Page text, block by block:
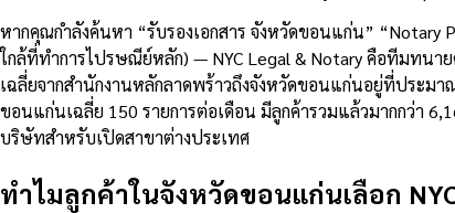
หากคุณกำลังค้นหา “รับรองเอกสาร จังหวัดขอนแก่น”
ใกล้ที่ทำการไปรษณีย์หลัก) — NYC Legal & Notary คือทีมทน
เฉลี่ยจากสำนักงานหลักลาดพร้าวถึงจังหวัดขอนแก่นอยู่ที่ประมา
ขอนแก่นเฉลี่ย 150 รายการต่อเดือน มีลูกค้ารวมแล้วมากกว่า
บริษัทสำหรับเปิดสาขาต่างประเทศ
ทำไมลูกค้าในจังหวัดขอนแก่นเลือก